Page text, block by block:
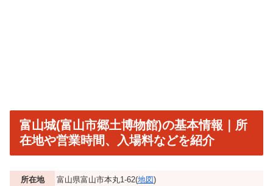
富山城(富山市郷土博物館)の基本情報｜所
在地や営業時間、入場料などを紹介
所在地 富山県富山市本丸1-62(地図)